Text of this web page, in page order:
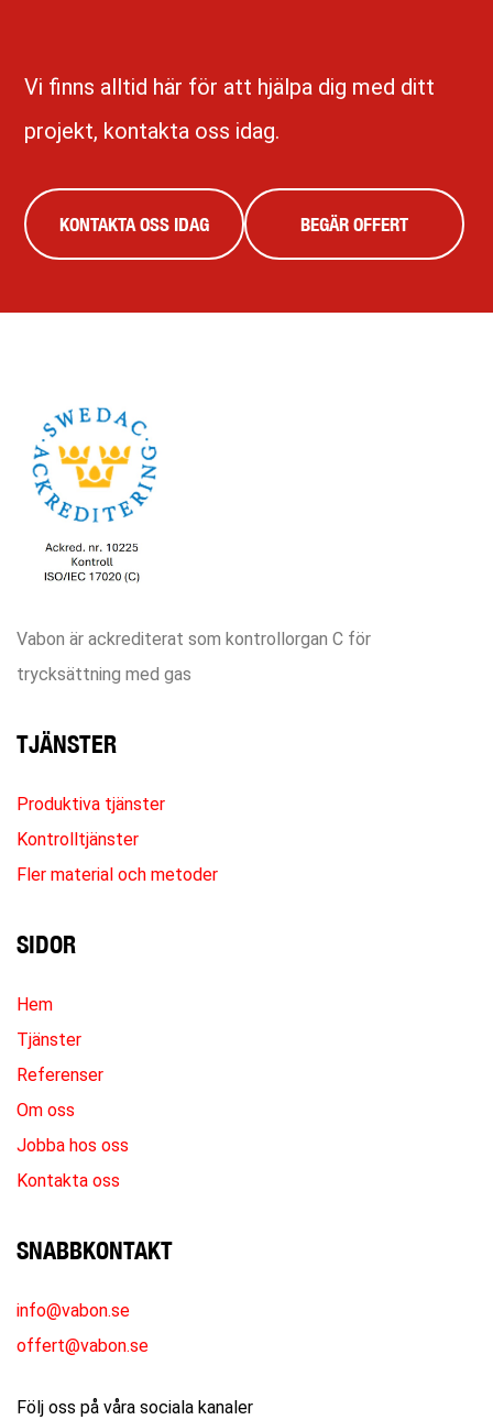
Vi finns alltid här för att hjälpa dig med ditt
projekt, kontakta oss idag.
KONTAKTA OSS IDAG BEGÄR OFFERT
Vabon är ackrediterat som kontrollorgan C för
trycksättning med gas
TJÄNSTER
Produktiva tjänster
Kontrolltjänster
Fler material och metoder
SIDOR
Hem
Tjänster
Referenser
Om oss
Jobba hos oss
Kontakta oss
SNABBKONTAKT
info@vabon.se
offert@vabon.se
Följ oss på våra sociala kanaler